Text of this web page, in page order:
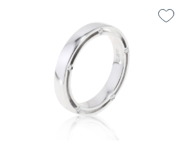
Материал
золото 750 пробы
Подробнее